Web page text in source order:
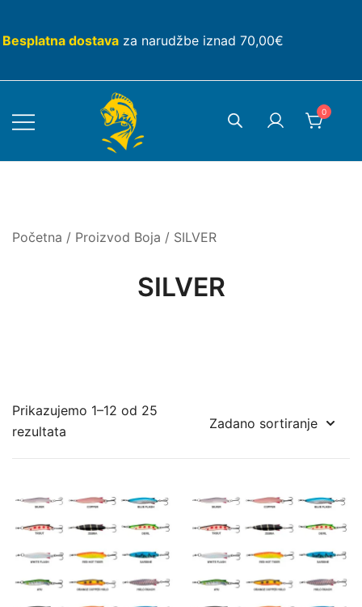
content
Besplatna dostava za narudžbe iznad 70,00€
0
Početna / Proizvod Boja / SILVER
SILVER
Prikazujemo 1–12 od 25
rezultata